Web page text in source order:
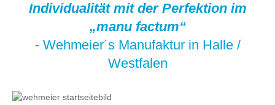
Individualität mit der Perfektion im
„manu factum“
- Wehmeier´s Manufaktur in Halle /
Westfalen